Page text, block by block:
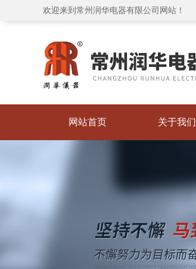
欢迎来到常州润华电器有限公司网站！
网站首页 关于我们